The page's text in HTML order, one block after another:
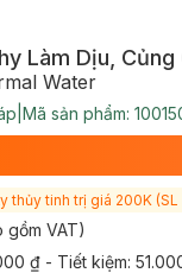
Làm Dịu,
Water
Mã sản phẩm:
thủy tinh trị giá 200K (SL
VAT)
₫ - Tiết kiệm: